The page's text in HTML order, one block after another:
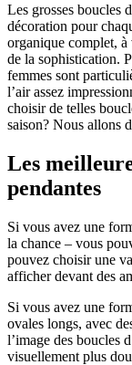
Les grosses boucles
décoration pour
organique complet, à
de la sophistication.
femmes sont
l’air assez
choisir de telles
saison? Nous allons
Les
pendantes
Si vous avez une
la chance – vous
pouvez choisir une
afficher devant des
Si vous avez une
ovales longs, avec
l’image des boucles
visuellement plus